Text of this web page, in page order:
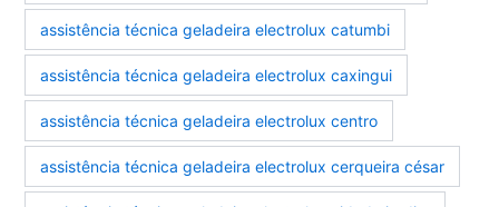
assistência técnica geladeira electrolux catumbi
assistência técnica geladeira electrolux caxingui
assistência técnica geladeira electrolux centro
assistência técnica geladeira electrolux cerqueira césar